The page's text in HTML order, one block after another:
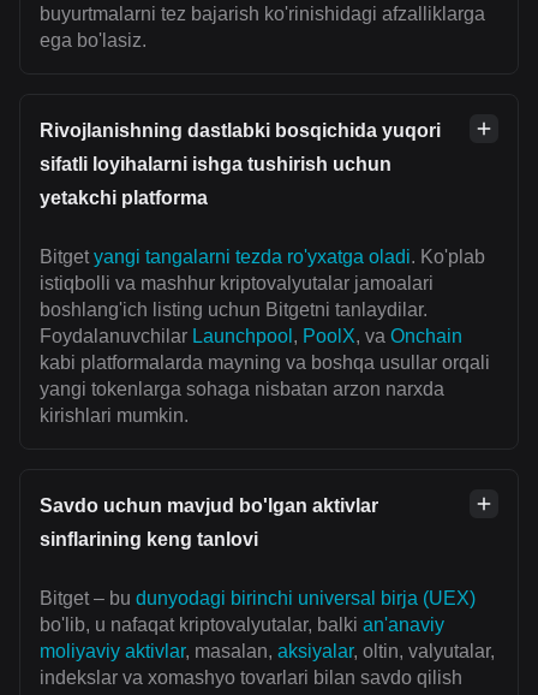
buyurtmalarni tez bajarish ko'rinishidagi afzalliklarga
ega bo'lasiz.
Rivojlanishning dastlabki bosqichida yuqori
sifatli loyihalarni ishga tushirish uchun
yetakchi platforma
Bitget yangi tangalarni tezda ro'yxatga oladi. Ko'plab
istiqbolli va mashhur kriptovalyutalar jamoalari
boshlang'ich listing uchun Bitgetni tanlaydilar.
Foydalanuvchilar Launchpool , PoolX, va Onchain
kabi platformalarda mayning va boshqa usullar orqali
yangi tokenlarga sohaga nisbatan arzon narxda
kirishlari mumkin.
Savdo uchun mavjud bo'lgan aktivlar
sinflarining keng tanlovi
Bitget – bu dunyodagi birinchi universal birja (UEX)
bo'lib, u nafaqat kriptovalyutalar, balki an'anaviy
moliyaviy aktivlar, masalan, aksiyalar, oltin, valyutalar,
indekslar va xomashyo tovarlari bilan savdo qilish